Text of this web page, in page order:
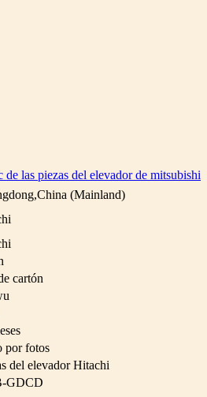
de las piezas del elevador de mitsubishi
(Mainland)
cartón
por fotos
del elevador Hitachi
GDCD